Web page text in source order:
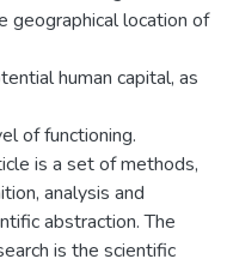
geographical location of
human capital, as
of functioning.
is a set of methods,
analysis and
abstraction. The
is the scientific